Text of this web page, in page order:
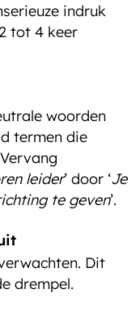
indruk
tot 4 keer
woorden
termen die
leider’ door ‘Je
te geven’.
Dit
drempel.